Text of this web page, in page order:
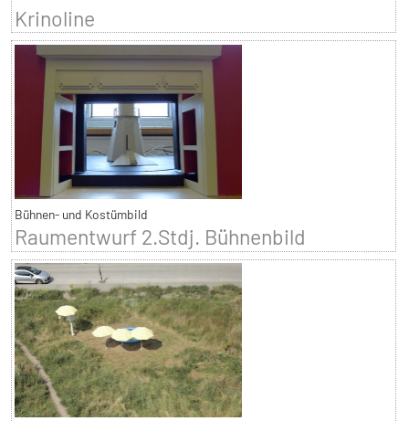
Krinoline
Bühnen- und Kostümbild
Raumentwurf 2.Stdj. Bühnenbild